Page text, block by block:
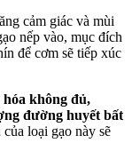
cảm giác và mùi
nếp vào, mục đích
để cơm sẽ tiếp xúc
không đủ,
đường huyết bất
loại gạo này sẽ